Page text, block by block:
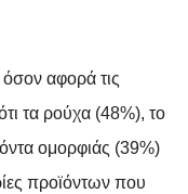
αφορά τις
τα ρούχα (48%), το
ομορφιάς (39%)
προϊόντων που